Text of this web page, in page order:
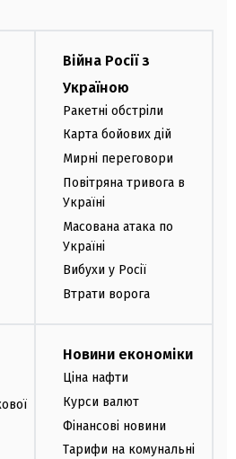
Війна Росії з
Україною
Ракетні обстріли
Карта бойових дій
Мирні переговори
Повітряна тривога в
Україні
Масована атака по
Україні
Вибухи у Росії
Втрати ворога
Новини економіки
Ціна нафти
Курси валют
Фінансові новини
Тарифи на комунальні